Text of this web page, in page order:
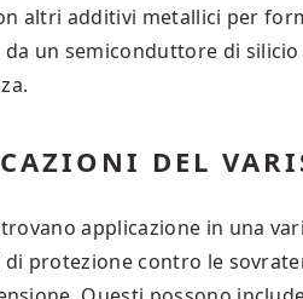
altri additivi metallici per
un semiconduttore di
DEL
applicazione in una
protezione contro le